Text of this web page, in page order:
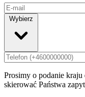
Wybierz
Prosimy o podanie
skierować Państwa